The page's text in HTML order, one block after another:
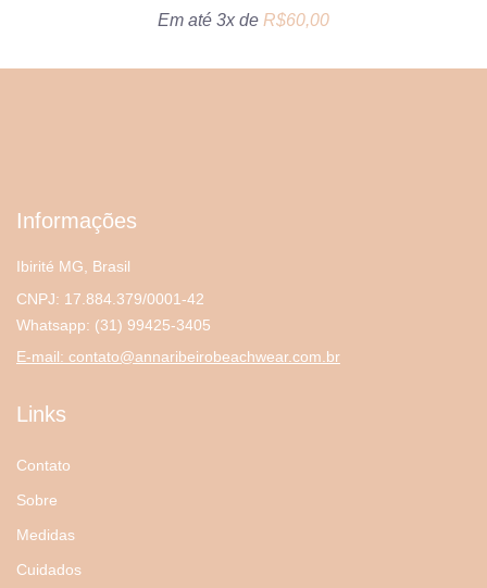
Em até 3x de R$60,00
Informações
Ibirité MG, Brasil
CNPJ: 17.884.379/0001-42
Whatsapp: (31) 99425-3405
E-mail: contato@annaribeirobeachwear.com.br
Links
Contato
Sobre
Medidas
Cuidados